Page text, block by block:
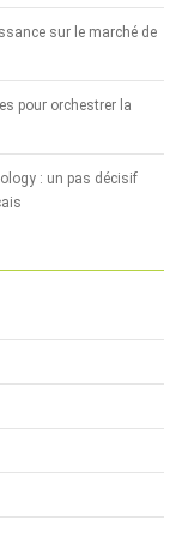
sur le marché de
pour orchestrer la
: un pas décisif